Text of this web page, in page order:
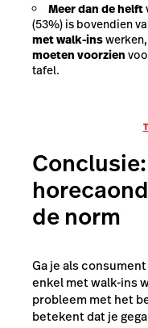
Meer dan de helft
(53%) is bovendien
met walk-ins
moeten voorzien
tafel.
Conclusie:
de norm
Ga je als
enkel met walk-ins
probleem met het
betekent dat je